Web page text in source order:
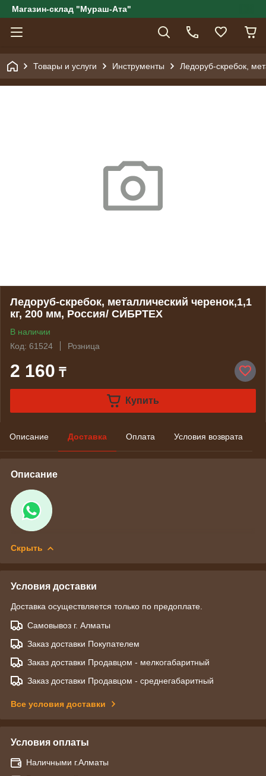
Магазин-склад "Мураш-Ата"
Товары и услуги Инструменты Ледоруб-скребок,
Ледоруб-скребок, металлический черенок,1,1
кг, 200 мм, Россия/ СИБРТЕХ
В наличии
Код: 61524
Розница
2 160 ₸
Купить
Описание Доставка Оплата Условия возврата
Описание
Скрыть
Условия доставки
Доставка осуществляется только по предоплате.
Самовывоз г. Алматы
Заказ доставки Покупателем
Заказ доставки Продавцом - мелкогабаритный
Заказ доставки Продавцом - среднегабаритный
Все условия доставки
Условия оплаты
Наличными г.Алматы